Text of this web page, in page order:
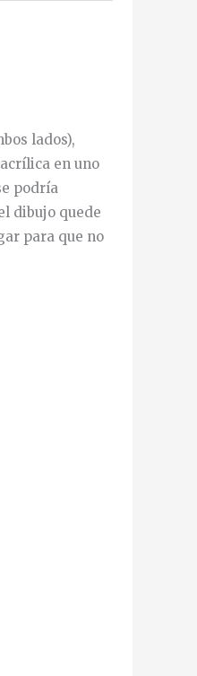
lados),
en uno
podría
dibujo quede
para que no